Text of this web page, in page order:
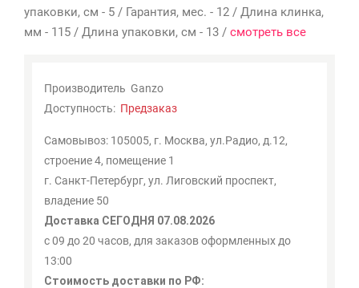
упаковки, см - 5 / Гарантия, мес. - 12 / Длина клинка,
мм - 115 / Длина упаковки, см - 13 / смотреть все
Производитель Ganzo
Доступность: Предзаказ
Самовывоз: 105005, г. Москва, ул.Радио, д.12,
строение 4, помещение 1
г. Санкт-Петербург, ул. Лиговский проспект,
владение 50
Доставка СЕГОДНЯ 07.08.2026
с 09 до 20 часов, для заказов оформленных до
13:00
Стоимость доставки по РФ: